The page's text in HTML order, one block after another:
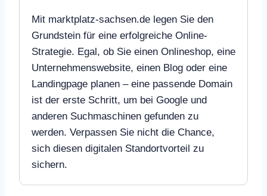
Mit marktplatz-sachsen.de legen Sie den
Grundstein für eine erfolgreiche Online-
Strategie. Egal, ob Sie einen Onlineshop, eine
Unternehmenswebsite, einen Blog oder eine
Landingpage planen – eine passende Domain
ist der erste Schritt, um bei Google und
anderen Suchmaschinen gefunden zu
werden. Verpassen Sie nicht die Chance,
sich diesen digitalen Standortvorteil zu
sichern.